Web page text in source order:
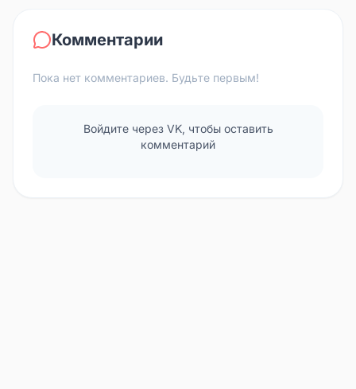
Комментарии
Пока нет комментариев. Будьте первым!
Войдите через VK, чтобы оставить
комментарий